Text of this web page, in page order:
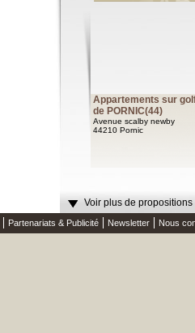
Appartements sur
de PORNIC(44)
Avenue scalby newby
44210 Pornic
Voir plus de
Partenariats & Publicité Newsletter Nous